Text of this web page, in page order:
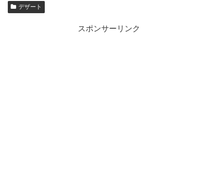
デザート
スポンサーリンク